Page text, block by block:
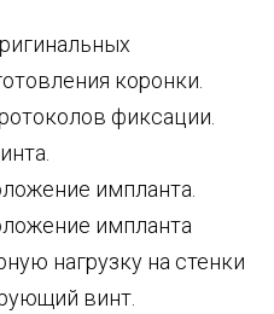
коронки.
фиксации.
импланта.
импланта
нагрузку на стенки
винт.